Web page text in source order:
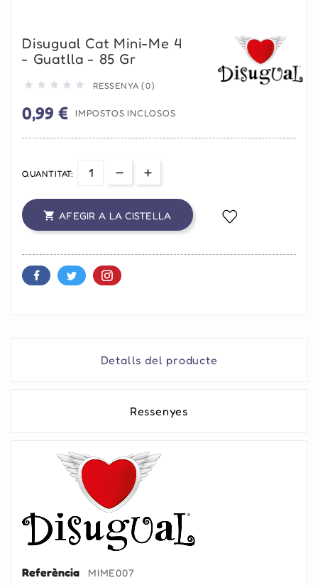
Disugual Cat Mini-Me 4
- Guatlla - 85 Gr
     RESSENYA (0)
0,99 € IMPOSTOS INCLOSOS
QUANTITAT:
 AFEGIR A LA CISTELLA
Detalls del producte
Ressenyes
Referència MIME007